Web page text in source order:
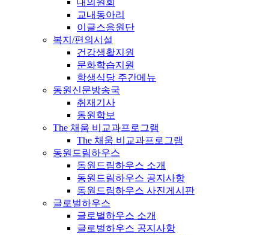
대의원회
교내동아리
이글스응원단
복지/편의시설
건강생활지원
문화학습지원
학생식당 주간메뉴
동원신문방송국
취재기사
동원학보
The 채움 비교과프로그램
The 채움 비교과프로그램
동원드림하우스
동원드림하우스 소개
동원드림하우스 공지사항
동원드림하우스 사진게시판
글로벌하우스
글로벌하우스 소개
글로벌하우스 공지사항